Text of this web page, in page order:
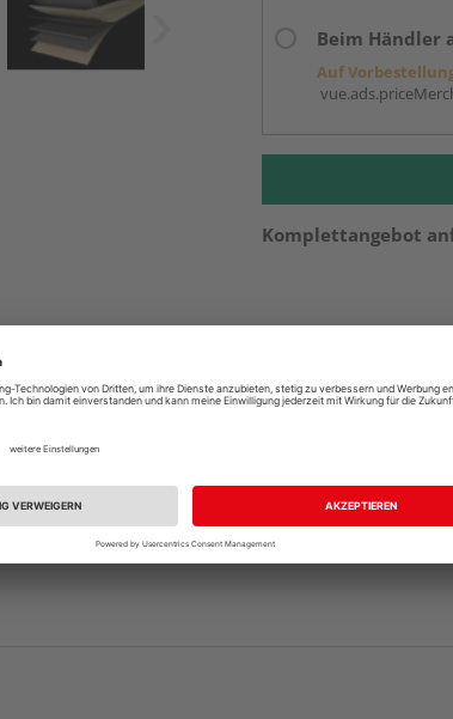
Beim Händler
Auf
Komplettangebot